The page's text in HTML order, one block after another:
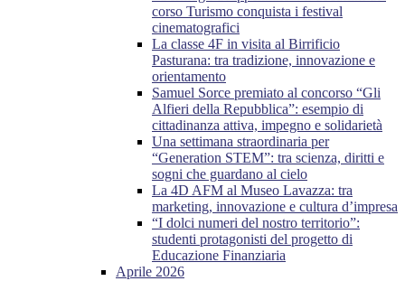
corso Turismo conquista i festival
cinematografici
La classe 4F in visita al Birrificio
Pasturana: tra tradizione, innovazione e
orientamento
Samuel Sorce premiato al concorso “Gli
Alfieri della Repubblica”: esempio di
cittadinanza attiva, impegno e solidarietà
Una settimana straordinaria per
“Generation STEM”: tra scienza, diritti e
sogni che guardano al cielo
La 4D AFM al Museo Lavazza: tra
marketing, innovazione e cultura d’impresa
“I dolci numeri del nostro territorio”:
studenti protagonisti del progetto di
Educazione Finanziaria
Aprile 2026